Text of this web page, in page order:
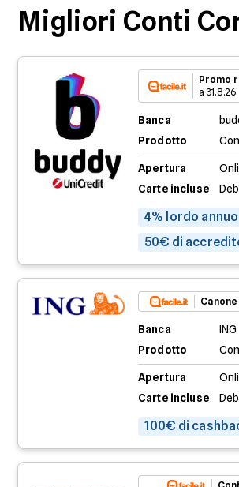
Migliori Conti
Promo
a 31.8.26
Banca
Prodotto
Apertura
Carte incluse
4% lordo annuo
50€ di
Banca
ING
Prodotto
Apertura
Carte incluse
100€ di